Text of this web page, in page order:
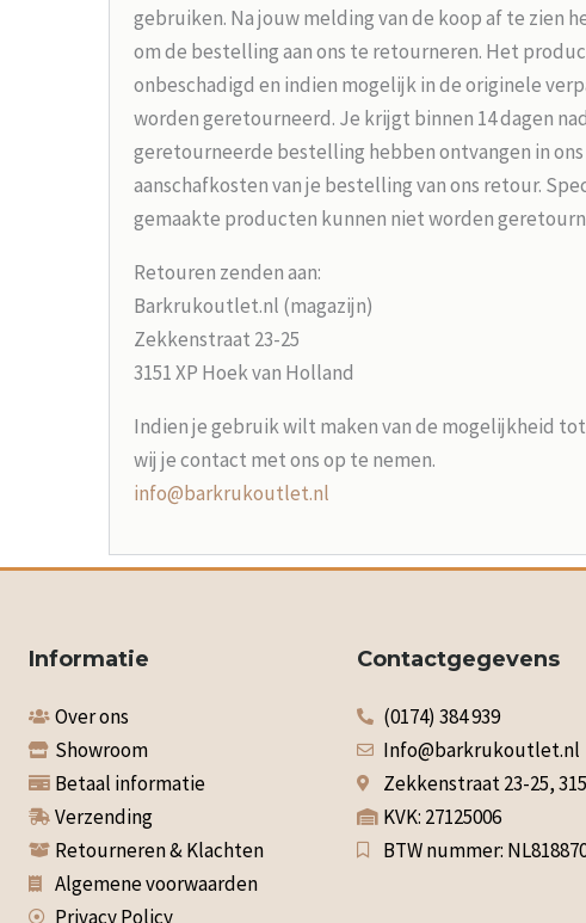
gebruiken. Na jouw melding van de koop af te zien
om de bestelling aan ons te retourneren. Het
onbeschadigd en indien mogelijk in de originele
worden geretourneerd. Je krijgt binnen 14 dagen
geretourneerde bestelling hebben ontvangen in ons
aanschafkosten van je bestelling van ons retour.
gemaakte producten kunnen niet worden
Retouren zenden aan:
Barkrukoutlet.nl (magazijn)
Zekkenstraat 23-25
3151 XP Hoek van Holland
Indien je gebruik wilt maken van de mogelijkheid
wij je contact met ons op te nemen.
info@barkrukoutlet.nl
Informatie
Over ons
Showroom
Betaal informatie
Verzending
Retourneren & Klachten
Algemene voorwaarden
Privacy Policy
Contactgegevens
(0174) 384 939
Info@barkrukoutlet.nl
Zekkenstraat 23-25,
KVK: 27125006
BTW nummer: